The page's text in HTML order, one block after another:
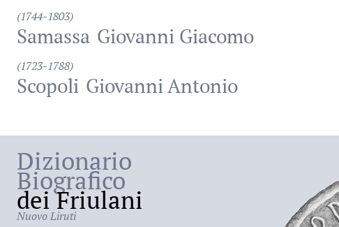
(1744-1803)
Samassa Giovanni Giacomo
(1723-1788)
Scopoli Giovanni Antonio
Dizionario
Biografico
dei Friulani
Nuovo Liruti